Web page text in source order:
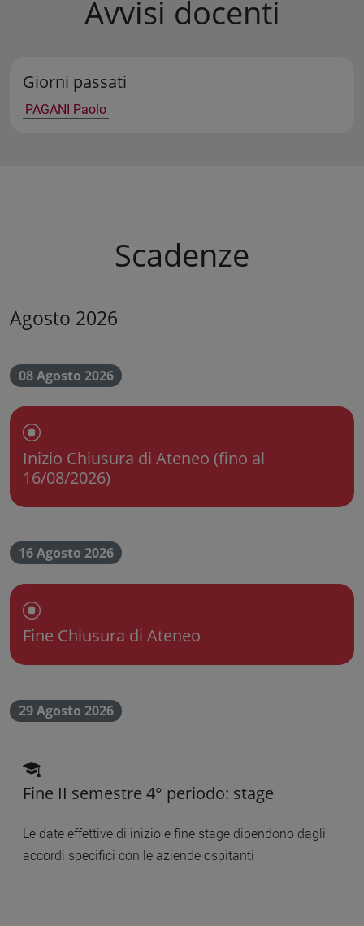
Avvisi docenti
Giorni passati
PAGANI Paolo
Scadenze
Agosto 2026
08 Agosto 2026
Chiusura dell'Ateneo
Inizio Chiusura di Ateneo (fino al
16/08/2026)
16 Agosto 2026
Chiusura dell'Ateneo
Fine Chiusura di Ateneo
29 Agosto 2026
scadenza didattica
Fine II semestre 4° periodo: stage
Le date effettive di inizio e fine stage dipendono dagli
accordi specifici con le aziende ospitanti